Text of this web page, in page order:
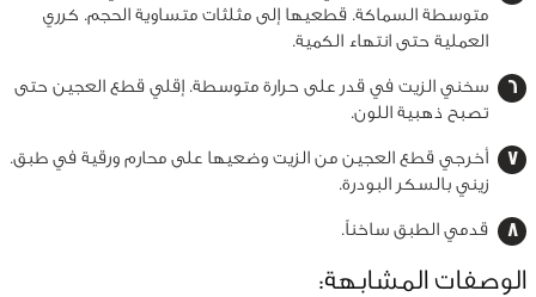
متوسطة السماكة. قطعيها إلى مثلثات متساوية الحجم. كرري
العملية حتى انتهاء الكمية.
سخني الزيت في قدر على حرارة متوسطة. إقلي قطع العجين حتى
تصبح ذهبية اللون.
أخرجي قطع العجين من الزيت وضعيها على محارم ورقية في طبق.
زيني بالسكر البودرة.
قدمي الطبق ساخناً.
الوصفات المشابهة: